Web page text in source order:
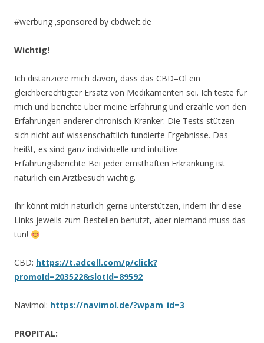
#werbung ‚sponsored by cbdwelt.de
Wichtig!
Ich distanziere mich davon, dass das CBD–Öl ein
gleichberechtigter Ersatz von Medikamenten sei. Ich teste für
mich und berichte über meine Erfahrung und erzähle von den
Erfahrungen anderer chronisch Kranker. Die Tests stützen
sich nicht auf wissenschaftlich fundierte Ergebnisse. Das
heißt, es sind ganz individuelle und intuitive
Erfahrungsberichte Bei jeder ernsthaften Erkrankung ist
natürlich ein Arztbesuch wichtig.
Ihr könnt mich natürlich gerne unterstützen, indem Ihr diese
Links jeweils zum Bestellen benutzt, aber niemand muss das
tun!
CBD: https://t.adcell.com/p/click?
promoId=203522&slotId=89592
Navimol: https://navimol.de/?wpam_id=3
PROPITAL: